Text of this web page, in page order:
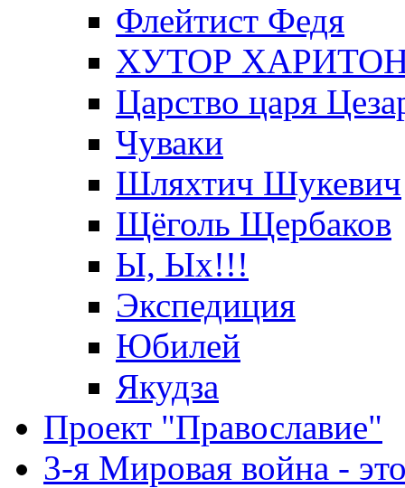
Флейтист Федя
ХУТОР
Царство царя
Чуваки
Шляхтич Шукевич
Щёголь Щербаков
Ы, Ых!!!
Экспедиция
Юбилей
Якудза
Проект "Православие"
3-я Мировая война -